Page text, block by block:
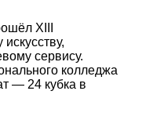
XIII
сервису.
колледжа
— 24 кубка в